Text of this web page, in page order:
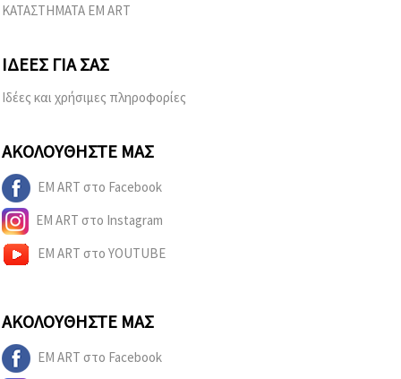
ΚΑΤΑΣΤΗΜΑΤΑ EM ART
ΙΔΈΕΣ ΓΙΑ ΣΑΣ
Ιδέες και χρήσιμες πληροφορίες
ΑΚΟΛΟΥΘΉΣΤΕ ΜΑΣ
EM ART στο Facebook
EM ART στο Instagram
EM ART στο YOUTUBE
ΑΚΟΛΟΥΘΉΣΤΕ ΜΑΣ
EM ART στο Facebook